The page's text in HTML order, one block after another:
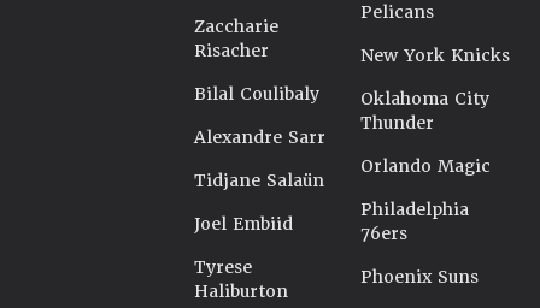
Zaccharie
Risacher
Bilal Coulibaly
Alexandre Sarr
Tidjane Salaün
Joel Embiid
Tyrese
Haliburton
Pelicans
New York Knicks
Oklahoma City
Thunder
Orlando Magic
Philadelphia
76ers
Phoenix Suns